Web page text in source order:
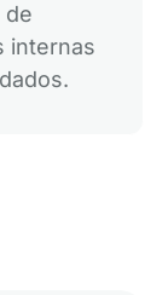
de
internas